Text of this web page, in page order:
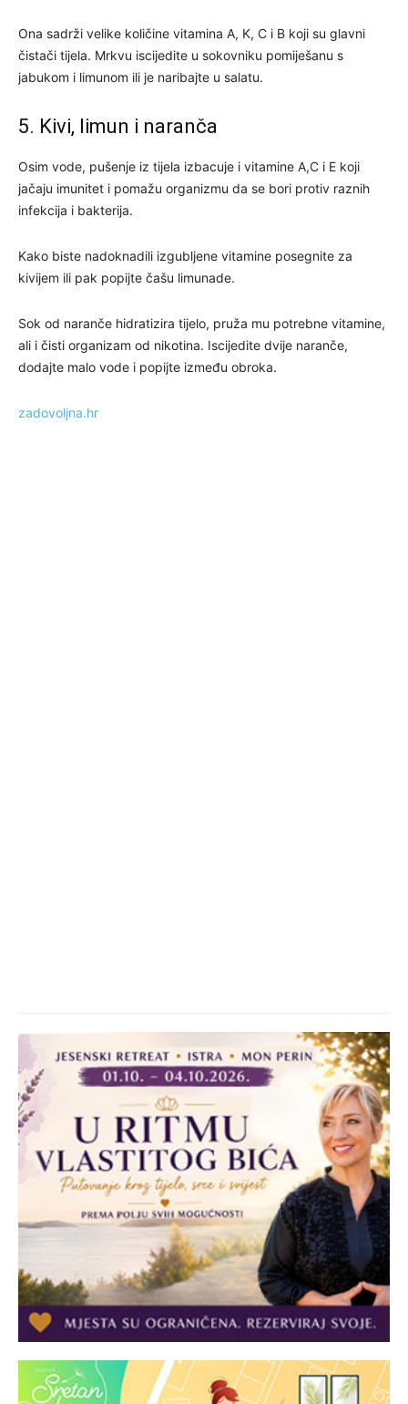
Ona sadrži velike količine vitamina A, K, C i B koji su glavni
čistači tijela. Mrkvu iscijedite u sokovniku pomiješanu s
jabukom i limunom ili je naribajte u salatu.
5. Kivi, limun i naranča
Osim vode, pušenje iz tijela izbacuje i vitamine A,C i E koji
jačaju imunitet i pomažu organizmu da se bori protiv raznih
infekcija i bakterija.
Kako biste nadoknadili izgubljene vitamine posegnite za
kivijem ili pak popijte čašu limunade.
Sok od naranče hidratizira tijelo, pruža mu potrebne vitamine,
ali i čisti organizam od nikotina. Iscijedite dvije naranče,
dodajte malo vode i popijte između obroka.
zadovoljna.hr